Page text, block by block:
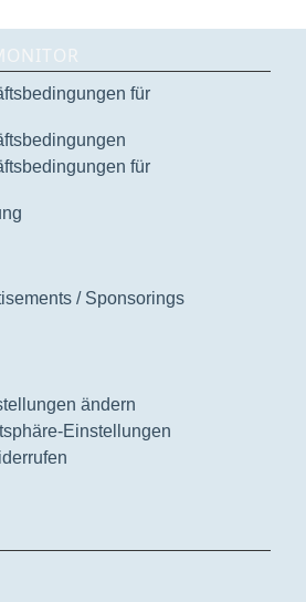
für
für
/ Sponsorings
ändern
Einstellungen